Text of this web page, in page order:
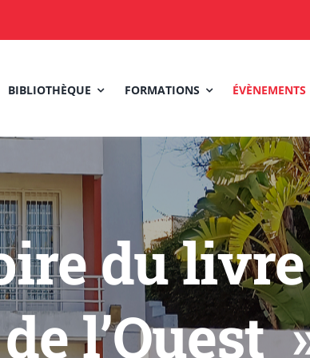
BIBLIOTHÈQUE FORMATIONS ÉVÈNEMENTS
du
l’Ouest